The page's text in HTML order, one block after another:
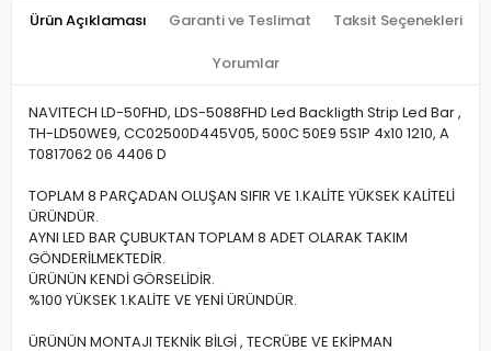
Ürün Açıklaması Garanti ve Teslimat Taksit Seçenekleri
Yorumlar
NAVITECH LD-50FHD, LDS-5088FHD Led Backligth Strip Led Bar ,
TH-LD50WE9, CC02500D445V05, 500C 50E9 5S1P 4x10 1210, A
T0817062 06 4406 D
TOPLAM 8 PARÇADAN OLUŞAN SIFIR VE 1.KALİTE YÜKSEK KALİTELİ
ÜRÜNDÜR.
AYNI LED BAR ÇUBUKTAN TOPLAM 8 ADET OLARAK TAKIM
GÖNDERİLMEKTEDİR.
ÜRÜNÜN KENDİ GÖRSELİDİR.
%100 YÜKSEK 1.KALİTE VE YENİ ÜRÜNDÜR.
ÜRÜNÜN MONTAJI TEKNİK BİLGİ , TECRÜBE VE EKİPMAN